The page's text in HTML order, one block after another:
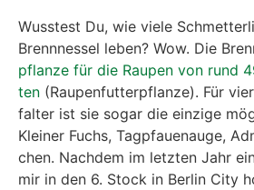
Wuss­test Du, wie vie­le
Brenn­nes­sel leben? Wow. Die
pflan­ze für die Rau­pen von rund
ten (Rau­pen­fut­ter­pflan­ze). Für
fal­ter ist sie sogar die ein­zi­ge
Klei­ner Fuchs, Tag­pfau­en­au­ge,
chen. Nach­dem im letz­ten Jahr
mir in den 6. Stock in Ber­lin City